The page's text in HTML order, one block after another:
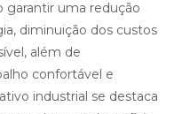
garantir uma redução
diminuição dos custos
além de
confortável e
industrial se destaca